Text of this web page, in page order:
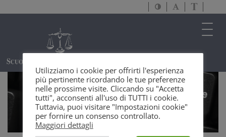
Attiva/disattiva
alto
Attiva/
dimensione
a
solo
Utilizziamo i cookie per offrirti l'esperienza
più pertinente ricordando le tue preferenze
nelle prossime visite. Cliccando su "Accetta
tutti", acconsenti all'uso di TUTTI i cookie.
Tuttavia, puoi visitare "Impostazioni cookie"
per fornire un consenso controllato.
Maggiori dettagli